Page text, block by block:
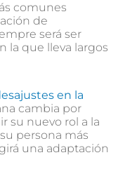
comunes
de
será ser
la que lleva largos
en la
cambia por
su nuevo rol a la
persona más
una adaptación